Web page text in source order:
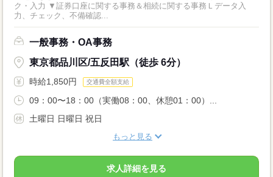
ク・入力 ▼証券口座に関する事務＆相続に関する事務Ｌデータ入
力、チェック、不備確認...
一般事務・OA事務
東京都品川区/五反田駅（徒歩 6分）
時給1,850円 交通費全額支給
09：00〜18：00（実働08：00、休憩01：00）...
土曜日 日曜日 祝日
もっと見る
求人詳細を見る